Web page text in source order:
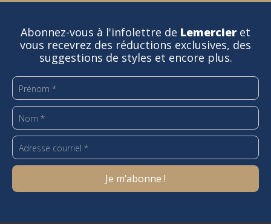
Abonnez-vous à l'infolettre de Lemercier et
vous recevrez des réductions exclusives, des
suggestions de styles et encore plus.